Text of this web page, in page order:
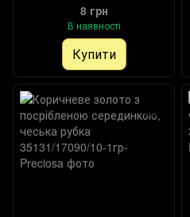
8 грн
В наявності
Купити